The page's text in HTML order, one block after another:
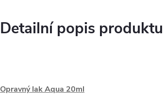
Detailní popis produktu
Opravný lak Aqua 20ml